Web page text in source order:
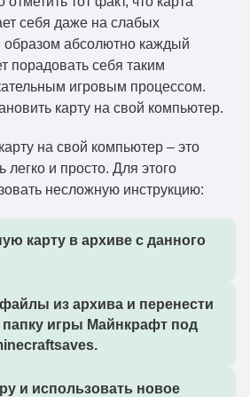
себя даже на слабых
образом абсолютно каждый
порадовать себя таким
игровым процессом.
карту на свой компьютер.
на свой компьютер – это
легко и просто. Для этого
несложную инструкцию:
карту в архиве с данного
из архива и перенести
игры Майнкрафт под
и использовать новое